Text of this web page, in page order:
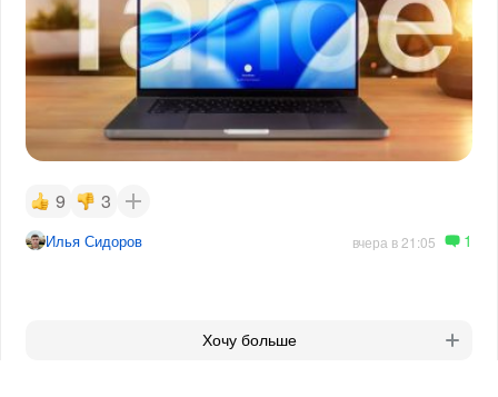
9 3
Илья Сидоров вчера в 21:05 1
Хочу больше